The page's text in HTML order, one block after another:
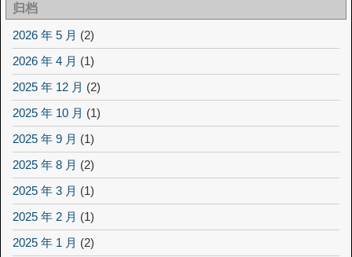
归档
2026 年 5 月 (2)
2026 年 4 月 (1)
2025 年 12 月 (2)
2025 年 10 月 (1)
2025 年 9 月 (1)
2025 年 8 月 (2)
2025 年 3 月 (1)
2025 年 2 月 (1)
2025 年 1 月 (2)